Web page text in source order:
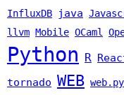
InfluxDB java
llvm Mobile OCaml
Python R
tornado WEB web.py